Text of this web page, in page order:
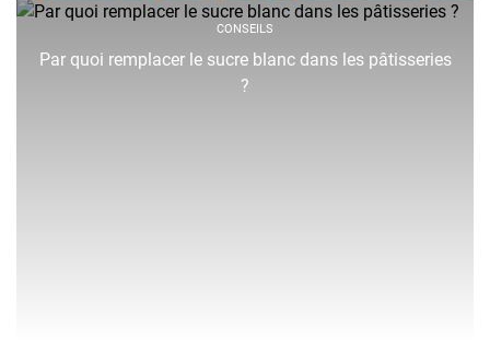
CONSEILS
Par quoi remplacer le sucre blanc dans les pâtisseries
?